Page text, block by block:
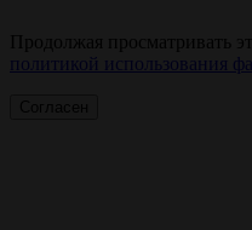
Продолжая просматривать
политикой использования